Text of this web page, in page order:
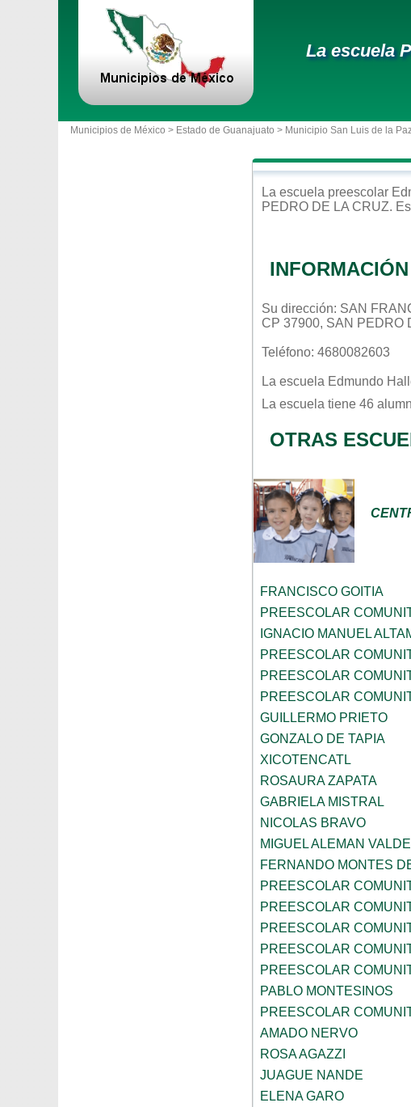
La escuela
Municipios de México > Estado de Guanajuato > Municipio San Luis de la
La escuela preescolar
PEDRO DE LA CRUZ.
Su dirección: SAN
CP 37900, SAN PEDRO
Teléfono: 4680082603
La escuela Edmundo
La escuela tiene 46
OTRAS
FRANCISCO GOITIA
PREESCOLAR
IGNACIO MANUEL
PREESCOLAR
PREESCOLAR
PREESCOLAR
GUILLERMO PRIETO
GONZALO DE TAPIA
XICOTENCATL
ROSAURA ZAPATA
GABRIELA MISTRAL
NICOLAS BRAVO
MIGUEL ALEMAN
FERNANDO MONTES
PREESCOLAR
PREESCOLAR
PREESCOLAR
PREESCOLAR
PREESCOLAR
PABLO MONTESINOS
PREESCOLAR
AMADO NERVO
ROSA AGAZZI
JUAGUE NANDE
ELENA GARO